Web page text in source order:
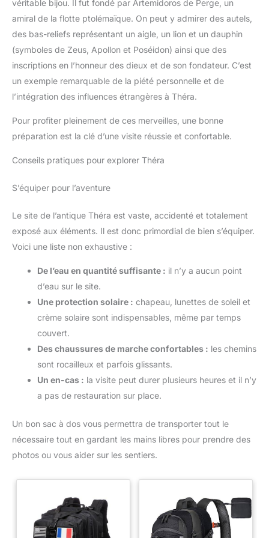
véritable bijou. Il fut fondé par Artemidoros de Perge, un
amiral de la flotte ptolémaïque. On peut y admirer des autels,
des bas-reliefs représentant un aigle, un lion et un dauphin
(symboles de Zeus, Apollon et Poséidon) ainsi que des
inscriptions en l’honneur des dieux et de son fondateur. C’est
un exemple remarquable de la piété personnelle et de
l’intégration des influences étrangères à Théra.
Pour profiter pleinement de ces merveilles, une bonne
préparation est la clé d’une visite réussie et confortable.
Conseils pratiques pour explorer Théra
S’équiper pour l’aventure
Le site de l’antique Théra est vaste, accidenté et totalement
exposé aux éléments. Il est donc primordial de bien s’équiper.
Voici une liste non exhaustive :
De l’eau en quantité suffisante : il n’y a aucun point
d’eau sur le site.
Une protection solaire : chapeau, lunettes de soleil et
crème solaire sont indispensables, même par temps
couvert.
Des chaussures de marche confortables : les chemins
sont rocailleux et parfois glissants.
Un en-cas : la visite peut durer plusieurs heures et il n’y
a pas de restauration sur place.
Un bon sac à dos vous permettra de transporter tout le
nécessaire tout en gardant les mains libres pour prendre des
photos ou vous aider sur les sentiers.